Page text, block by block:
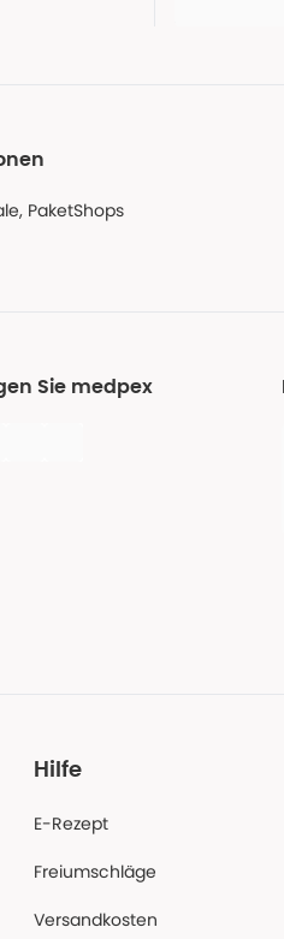
PaketShops
Sie medpex
Hilfe
E-Rezept
Freiumschläge
Versandkosten